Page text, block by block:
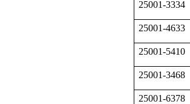
25001-3334
25001-4633
25001-5410
25001-3468
25001-6378